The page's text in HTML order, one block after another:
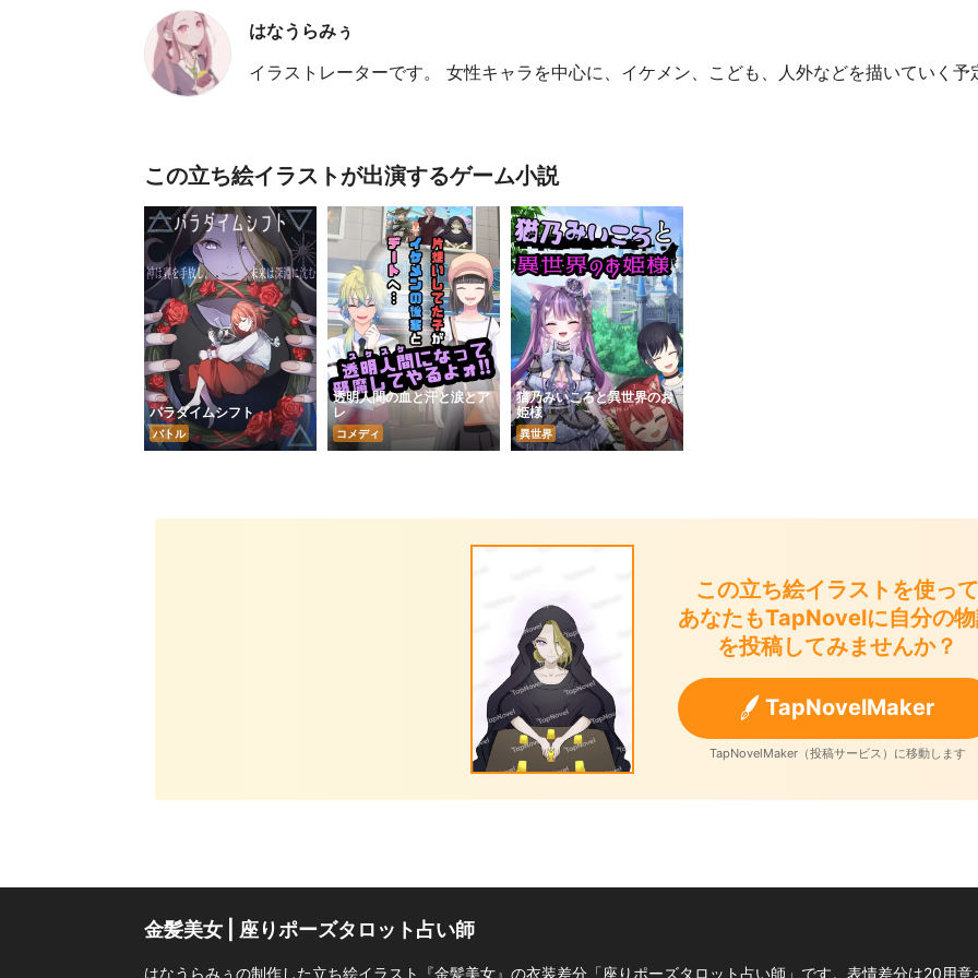
はなうらみぅ
イラストレーターです。 女性キャラを中心に、イケメン、こども、人外などを描いていく予
この立ち絵イラストが出演するゲーム小説
パラダイムシフト
バトル
透明人間の血と汗と涙とア
レ
コメディ
猫乃みいころと異世界のお
姫様
異世界
この立ち絵イラストを使って
あなたもTapNovelに自分の
を投稿してみませんか？
TapNovelMaker
TapNovelMaker（投稿サービス）に移動します
金髪美女 | 座りポーズタロット占い師
はなうらみぅの制作した立ち絵イラスト『金髪美女』の衣装差分「座りポーズタロット占い師」です。表情差分は20用意